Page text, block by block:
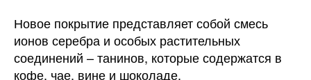
Новое покрытие представляет собой смесь
ионов серебра и особых растительных
соединений – танинов, которые содержатся в
кофе, чае, вине и шоколаде.